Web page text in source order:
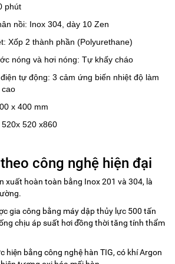
phút
nồi: Inox 304, dày 10 Zen
Xốp 2 thành phần (Polyurethane)
nóng và hơi nóng: Tự khấy cháo
tự động: 3 cảm ứng biến nhiệt độ làm
cao
x 400 mm
520 x860
công nghệ hiện đại
xuất hoàn toàn bằng Inox 201 và 304, là
gia công bằng máy dập thủy lực 500 tấn
chịu áp suất hơi đồng thời tăng tính thẩm
hiện bằng công nghệ hàn TIG, có khí Argon